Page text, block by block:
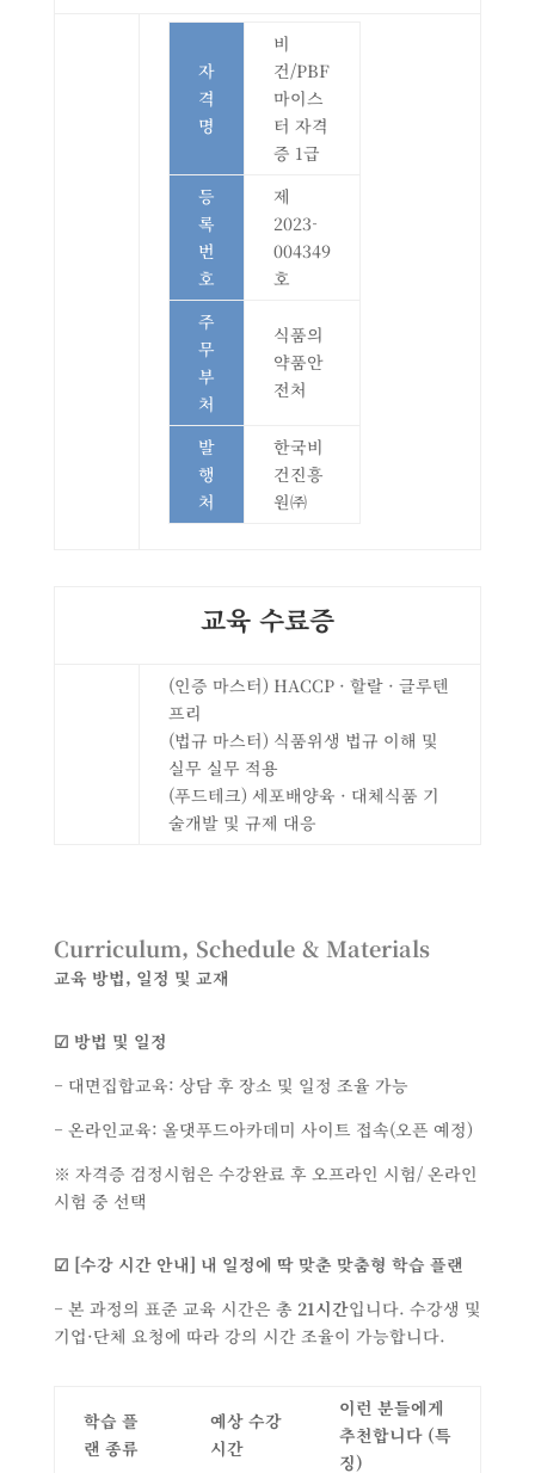
자
격
명
비
건/PBF
마이스
터 자격
증 1급
등
록
번
호
제
2023-
004349
호
주
무
부
처
식품의
약품안
전처
발
행
처
한국비
건진흥
원㈜
교육 수료증
(인증 마스터) HACCP · 할랄 · 글루텐
프리
(법규 마스터) 식품위생 법규 이해 및
실무 실무 적용
(푸드테크) 세포배양육 · 대체식품 기
술개발 및 규제 대응
Curriculum, Schedule & Materials
교육 방법, 일정 및 교재
☑ 방법 및 일정
– 대면집합교육: 상담 후 장소 및 일정 조율 가능
– 온라인교육: 올댓푸드아카데미 사이트 접속(오픈 예정)
※ 자격증 검정시험은 수강완료 후 오프라인 시험/ 온라인
시험 중 선택
☑ [수강 시간 안내] 내 일정에 딱 맞춘 맞춤형 학습 플랜
– 본 과정의 표준 교육 시간은 총 21시간입니다. 수강생 및
기업·단체 요청에 따라 강의 시간 조율이 가능합니다.
학습 플
랜 종류
예상 수강
시간
이런 분들에게
추천합니다 (특
징)